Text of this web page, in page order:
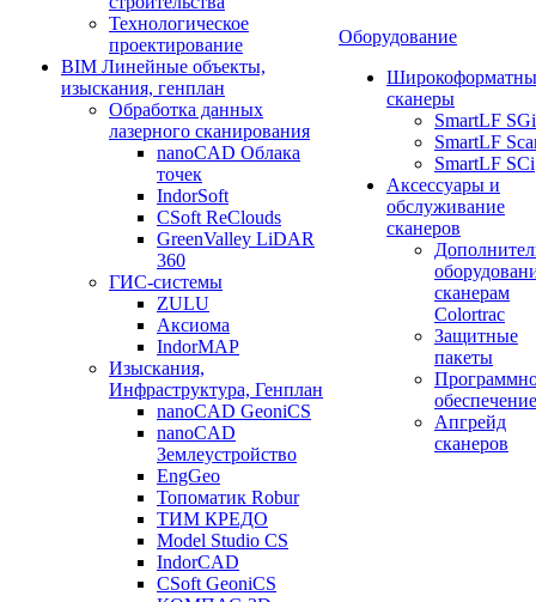
Технологическое
проектирование
BIM Линейные объекты,
изыскания, генплан
Обработка данных
лазерного сканирования
nanoCAD Облака
точек
IndorSoft
CSoft ReClouds
GreenValley LiDAR
360
ГИС-системы
ZULU
Аксиома
IndorMAP
Изыскания,
Инфраструктура, Генплан
nanoCAD GeoniCS
nanoCAD
Землеустройство
EngGeo
Топоматик Robur
ТИМ КРЕДО
Model Studio CS
IndorCAD
CSoft GeoniCS
Оборудование
сканеры
SmartLF SGi
SmartLF
SmartLF SCi
Аксессуары и
обслуживание
сканеров
сканерам
Colortrac
Защитные
пакеты
обеспечение
Апгрейд
сканеров